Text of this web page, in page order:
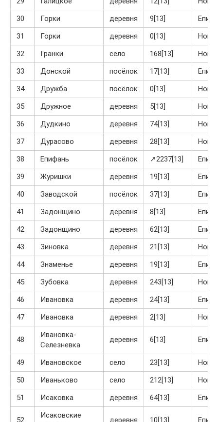
30
Горки деревня 9[13]
31
Горки деревня 0[13]
32
Гранки село 168[13]
33
Донской посёлок 17[13]
34
Дружба посёлок 0[13]
35
Дружное деревня 5[13]
36
Дудкино деревня 74[13]
37
Дурасово деревня 28[13]
38
Епифань посёлок ↗2237[13]
39
Журишки деревня 19[13]
40
Заводской посёлок 37[13]
41
Задонщино деревня 8[13]
42
Задонщино деревня 62[13]
43
Зиновка деревня 21[13]
44
Знаменье деревня 19[13]
45
Зубовка деревня 243[13]
46
Ивановка деревня 24[13]
47
Ивановка деревня 2[13]
48
Ивановка-
Селезневка
деревня 6[13]
49 Ивановское село 23[13]
50
Иваньково село 212[13]
51
Исаковка деревня 64[13]
52
Исаковские
деревня 10[13]